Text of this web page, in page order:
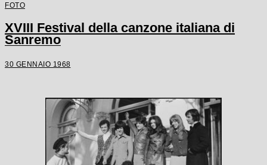
FOTO
XVIII Festival della canzone italiana di
Sanremo
30 GENNAIO 1968